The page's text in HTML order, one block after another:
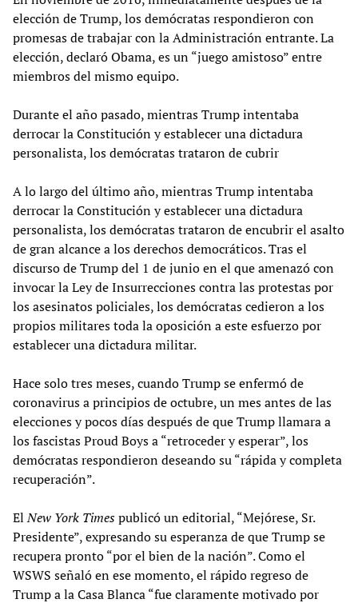
elección de Trump, los demócratas respondieron con
promesas de trabajar con la Administración entrante. La
elección, declaró Obama, es un “juego amistoso” entre
miembros del mismo equipo.
Durante el año pasado, mientras Trump intentaba
derrocar la Constitución y establecer una dictadura
personalista, los demócratas trataron de cubrir
A lo largo del último año, mientras Trump intentaba
derrocar la Constitución y establecer una dictadura
personalista, los demócratas trataron de encubrir el asalto
de gran alcance a los derechos democráticos. Tras el
discurso de Trump del 1 de junio en el que amenazó con
invocar la Ley de Insurrecciones contra las protestas por
los asesinatos policiales, los demócratas cedieron a los
propios militares toda la oposición a este esfuerzo por
establecer una dictadura militar.
Hace solo tres meses, cuando Trump se enfermó de
coronavirus a principios de octubre, un mes antes de las
elecciones y pocos días después de que Trump llamara a
los fascistas Proud Boys a “retroceder y esperar”, los
demócratas respondieron deseando su “rápida y completa
recuperación”.
ElNew York Timespublicó un editorial, “Mejórese, Sr.
Presidente”, expresando su esperanza de que Trump se
recupera pronto “por el bien de la nación”. Como el
WSWS señaló en ese momento, el rápido regreso de
Trump a la Casa Blanca “fue claramente motivado por